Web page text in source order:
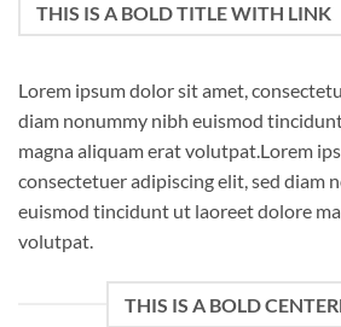
THIS IS A BOLD TITLE WITH LINK
Lorem ipsum dolor sit amet,
diam nonummy nibh euismod
magna aliquam erat volutpat.Lorem
consectetuer adipiscing elit, sed diam
euismod tincidunt ut laoreet dolore
volutpat.
THIS IS A BOLD